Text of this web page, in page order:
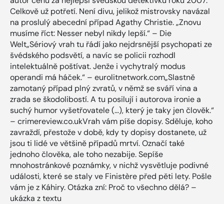
Celkově už potřetí. Není divu, jelikož mistrovsky navázal
na proslulý abecední případ Agathy Christie. „Znovu
musíme říct: Nesser nebyl nikdy lepší.“ – Die
Welt„Sériový vrah tu řádí jako nejdrsnější psychopati ze
švédského podsvětí, a navíc se policii rozhodl
intelektuálně poštívat. Jenže i vychytralý modus
operandi má háček.“ – eurolitnetwork.com„Slastně
zamotaný případ plný zvratů, v němž se sváří vina a
zrada se škodolibostí. A tu posilují i autorova ironie a
suchý humor vyšetřovatele (…), který je taky jen člověk.“
– crimereview.co.ukVrah vám píše dopisy. Sděluje, koho
zavraždí, přestože v době, kdy ty dopisy dostanete, už
jsou ti lidé ve většině případů mrtví. Označí také
jednoho člověka, ale toho nezabije. Sepíše
mnohostránkové poznámky, v nichž vysvětluje podivné
události, které se staly ve Finistère před pěti lety. Pošle
vám je z Káhiry. Otázka zní: Proč to všechno dělá? –
ukázka z textu